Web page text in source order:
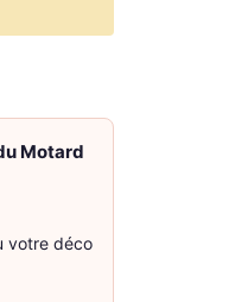
Motard
votre déco